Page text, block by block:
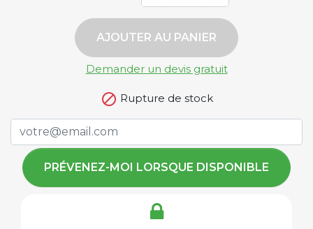
AJOUTER AU PANIER
Demander un devis gratuit
 Rupture de stock
PRÉVENEZ-MOI LORSQUE DISPONIBLE